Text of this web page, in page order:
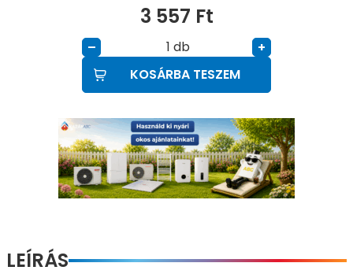
3 557 Ft
– db
+
KOSÁRBA TESZEM
LEÍRÁS